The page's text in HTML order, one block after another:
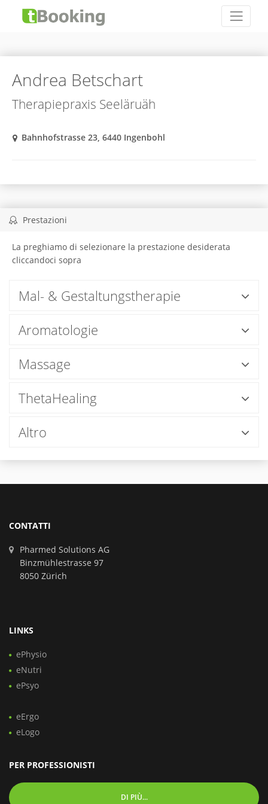
Andrea Betschart
Therapiepraxis Seeläruäh
Bahnhofstrasse 23, 6440 Ingenbohl
Prestazioni
La preghiamo di selezionare la prestazione desiderata
cliccandoci sopra
Mal- & Gestaltungstherapie
Aromatologie
Massage
ThetaHealing
Altro
CONTATTI
Pharmed Solutions AG
Binzmühlestrasse 97
8050 Zürich
LINKS
ePhysio
eNutri
ePsyo
eErgo
eLogo
PER PROFESSIONISTI
DI PIÙ...